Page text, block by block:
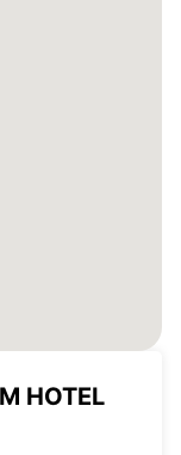
HOTEL